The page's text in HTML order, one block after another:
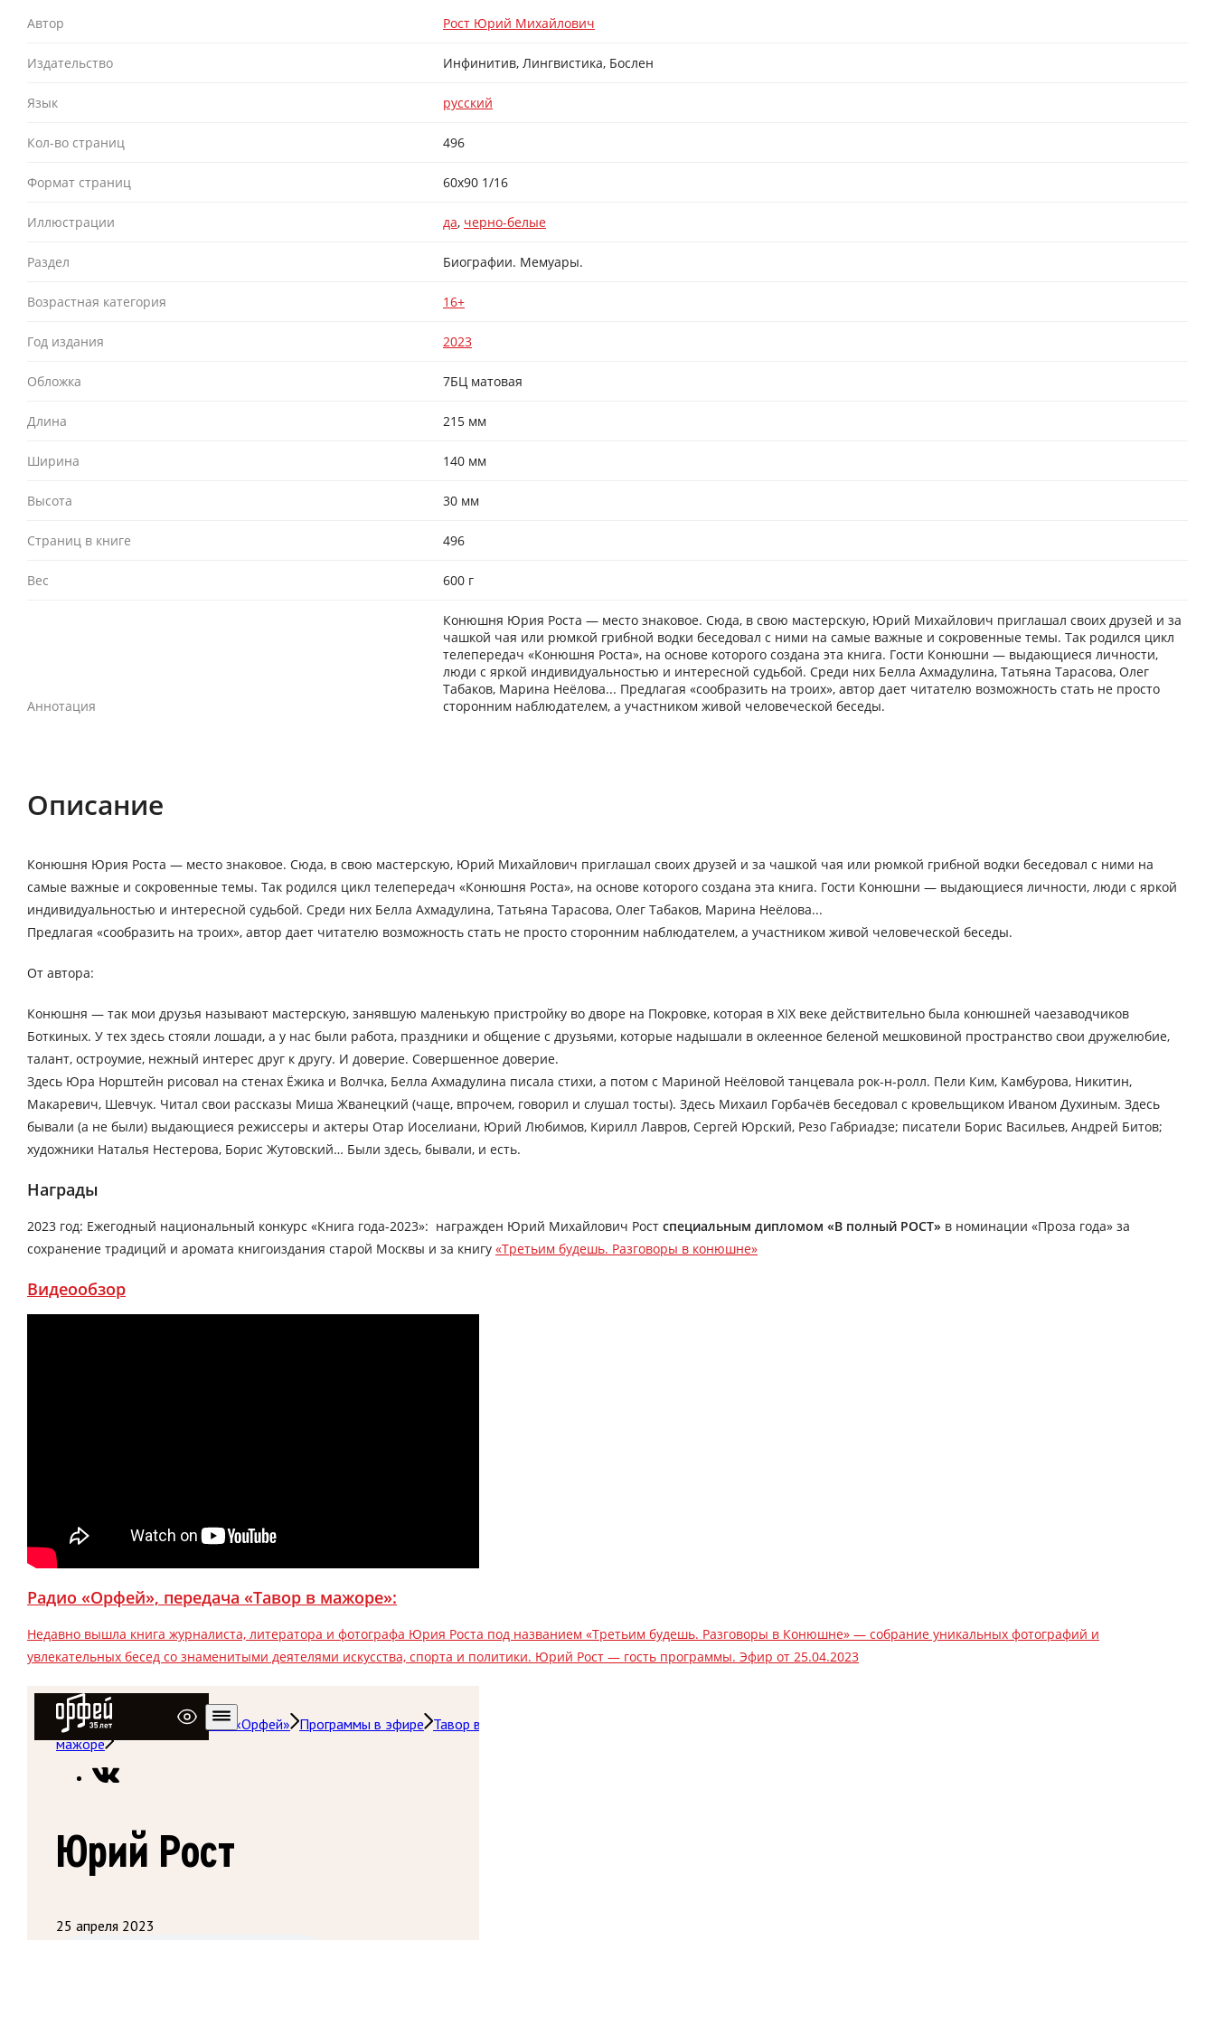
Автор Рост Юрий Михайлович
Издательство Инфинитив, Лингвистика, Бослен
Язык русский
Кол-во страниц 496
Формат страниц 60х90 1/16
Иллюстрации да, черно-белые
Раздел Биографии. Мемуары.
Возрастная категория 16+
Год издания 2023
Обложка 7БЦ матовая
Длина 215 мм
Ширина 140 мм
Высота 30 мм
Страниц в книге 496
Вес 600 г
Аннотация
Конюшня Юрия Роста — место знаковое. Сюда, в свою мастерскую, Юрий Михайлович приглашал своих друзей и за
чашкой чая или рюмкой грибной водки беседовал с ними на самые важные и сокровенные темы. Так родился цикл
телепередач «Конюшня Роста», на основе которого создана эта книга. Гости Конюшни — выдающиеся личности,
люди с яркой индивидуальностью и интересной судьбой. Среди них Белла Ахмадулина, Татьяна Тарасова, Олег
Табаков, Марина Неёлова... Предлагая «сообразить на троих», автор дает читателю возможность стать не просто
сторонним наблюдателем, а участником живой человеческой беседы.
Описание
Конюшня Юрия Роста — место знаковое. Сюда, в свою мастерскую, Юрий Михайлович приглашал своих друзей и за чашкой чая или рюмкой грибной водки беседовал с ними на
самые важные и сокровенные темы. Так родился цикл телепередач «Конюшня Роста», на основе которого создана эта книга. Гости Конюшни — выдающиеся личности, люди с яркой
индивидуальностью и интересной судьбой. Среди них Белла Ахмадулина, Татьяна Тарасова, Олег Табаков, Марина Неёлова...
Предлагая «сообразить на троих», автор дает читателю возможность стать не просто сторонним наблюдателем, а участником живой человеческой беседы.
От автора:
Конюшня — так мои друзья называют мастерскую, занявшую маленькую пристройку во дворе на Покровке, которая в XIX веке действительно была конюшней чаезаводчиков
Боткиных. У тех здесь стояли лошади, а у нас были работа, праздники и общение с друзьями, которые надышали в оклеенное беленой мешковиной пространство свои дружелюбие,
талант, остроумие, нежный интерес друг к другу. И доверие. Совершенное доверие.
Здесь Юра Норштейн рисовал на стенах Ёжика и Волчка, Белла Ахмадулина писала стихи, а потом с Мариной Неёловой танцевала рок-н-ролл. Пели Ким, Камбурова, Никитин,
Макаревич, Шевчук. Читал свои рассказы Миша Жванецкий (чаще, впрочем, говорил и слушал тосты). Здесь Михаил Горбачёв беседовал с кровельщиком Иваном Духиным. Здесь
бывали (а не были) выдающиеся режиссеры и актеры Отар Иоселиани, Юрий Любимов, Кирилл Лавров, Сергей Юрский, Резо Габриадзе; писатели Борис Васильев, Андрей Битов;
художники Наталья Нестерова, Борис Жутовский… Были здесь, бывали, и есть.
Награды
2023 год: Ежегодный национальный конкурс «Книга года-2023»: награжден Юрий Михайлович Рост специальным дипломом «В полный РОСТ» в номинации «Проза года» за
сохранение традиций и аромата книгоиздания старой Москвы и за книгу «Третьим будешь. Разговоры в конюшне»
Видеообзор
Радио «Орфей», передача «Тавор в мажоре»:
Недавно вышла книга журналиста, литератора и фотографа Юрия Роста под названием «Третьим будешь. Разговоры в Конюшне» — собрание уникальных фотографий и
увлекательных бесед со знаменитыми деятелями искусства, спорта и политики. Юрий Рост — гость программы. Эфир от 25.04.2023